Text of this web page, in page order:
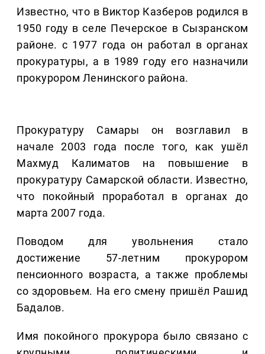
Известно, что в Виктор Казберов родился в
1950 году в селе Печерское в Сызранском
районе. с 1977 года он работал в органах
прокуратуры, а в 1989 году его назначили
прокурором Ленинского района.
Прокуратуру Самары он возглавил в
начале 2003 года после того, как ушёл
Махмуд Калиматов на повышение в
прокуратуру Самарской области. Известно,
что покойный проработал в органах до
марта 2007 года.
Поводом для увольнения стало
достижение 57-летним прокурором
пенсионного возраста, а также проблемы
со здоровьем. На его смену пришёл Рашид
Бадалов.
Имя покойного прокурора было связано с